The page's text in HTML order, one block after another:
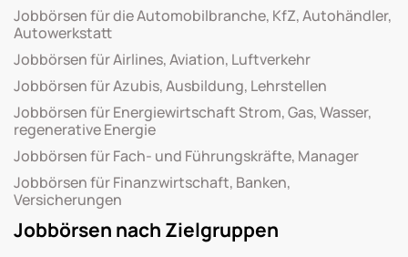
Jobbörsen für die Automobilbranche, KfZ, Autohändler,
Autowerkstatt
Jobbörsen für Airlines, Aviation, Luftverkehr
Jobbörsen für Azubis, Ausbildung, Lehrstellen
Jobbörsen für Energiewirtschaft Strom, Gas, Wasser,
regenerative Energie
Jobbörsen für Fach- und Führungskräfte, Manager
Jobbörsen für Finanzwirtschaft, Banken,
Versicherungen
Jobbörsen nach Zielgruppen